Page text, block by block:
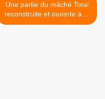
Une partie du mâché Total
reconstruite et ouverte aux
commerçants! >